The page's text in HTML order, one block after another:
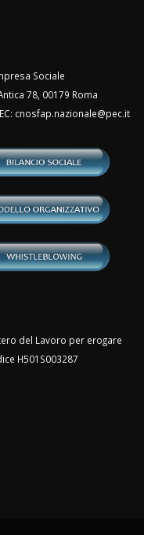
Sociale
78, 00179 Roma
cnosfap.nazionale@pec.it
del Lavoro per erogare
H501S003287